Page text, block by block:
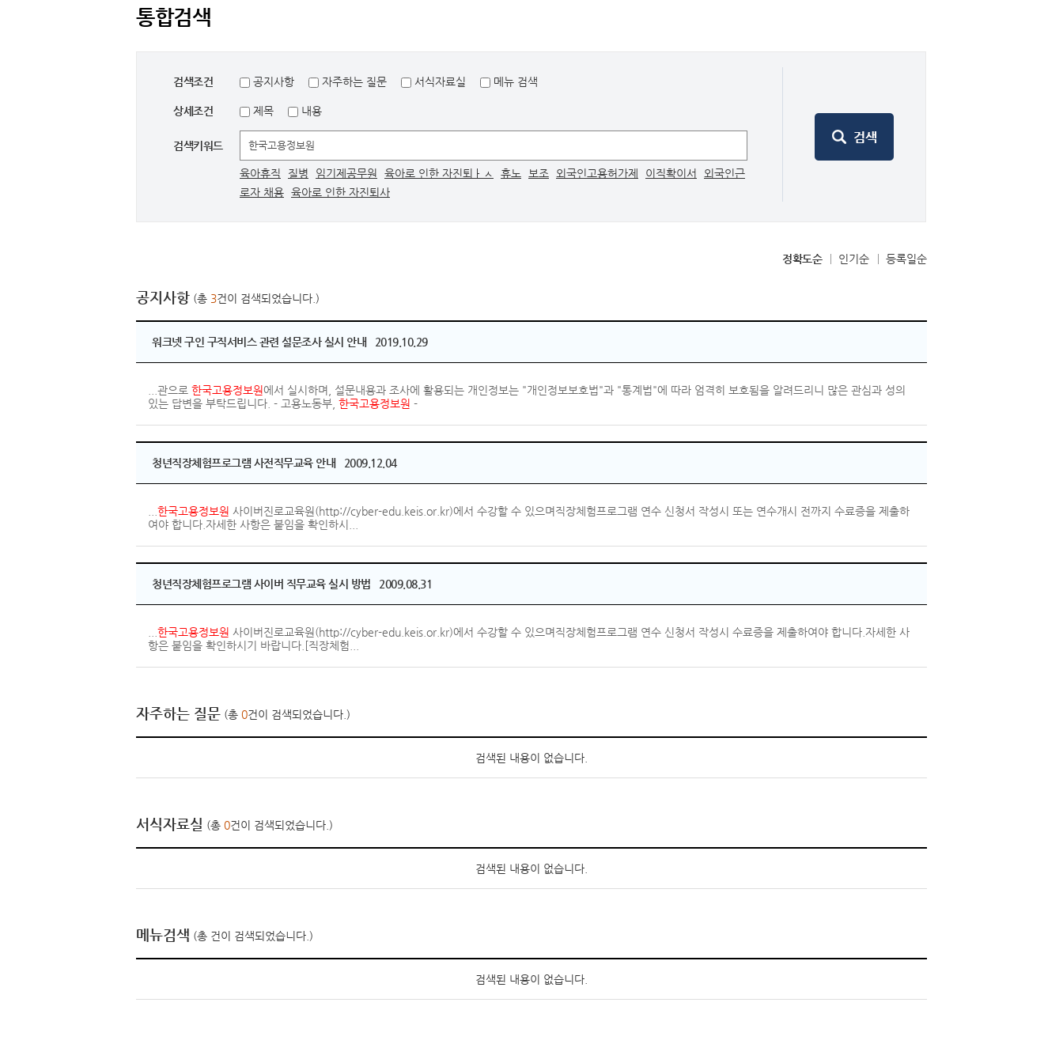
통합검색
검색조건 공지사항 자주하는 질문 서식자료실 메뉴 검색
상세조건 제목 내용
검색키워드
육아휴직 질병 임기제공무원 육아로 인한 자진퇴ㅏㅅ 휴노 보조 외국인고용허가제 이직확이서
외국인근
로자 채용 육아로 인한 자진퇴사
정확도순 인기순 등록일순
공지사항 (총 3건이 검색되었습니다.)
워크넷 구인 구직서비스 관련 설문조사 실시 안내 2019.10.29
...관으로 한국고용정보원에서 실시하며, 설문내용과 조사에 활용되는 개인정보는 "개인정보보호법"과 "통계법"에 따라 엄격히 보호됨을 알려드리니 많은 관심과 성의
있는 답변을 부탁드립니다. - 고용노동부, 한국고용정보원 -
청년직장체험프로그램 사전직무교육 안내 2009.12.04
한국고용정보원 사이버진로교육원(http://cyber-edu.keis.or.kr)에서 수강할 수 있으며직장체험프로그램 연수 신청서 작성시 또는 연수개시 전까지 수료증을 제출하
여야 합니다.자세한 사항은 붙임을 확인하시...
청년직장체험프로그램 사이버 직무교육 실시 방법 2009.08.31
한국고용정보원 사이버진로교육원(http://cyber-edu.keis.or.kr)에서 수강할 수 있으며직장체험프로그램 연수 신청서 작성시 수료증을 제출하여야 합니다.자세한 사
항은 붙임을 확인하시기 바랍니다.[직장체험...
자주하는 질문 (총 0건이 검색되었습니다.)
검색된 내용이 없습니다.
서식자료실 (총 0건이 검색되었습니다.)
검색된 내용이 없습니다.
메뉴검색 (총 건이 검색되었습니다.)
검색된 내용이 없습니다.